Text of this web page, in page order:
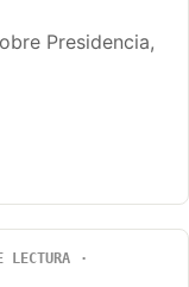
Presidencia,